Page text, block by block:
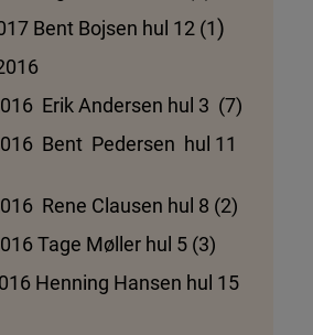
Bent Bojsen hul 12 (1)
Erik Andersen hul 3 (7)
Bent Pedersen hul 11
Rene Clausen hul 8 (2)
Tage Møller hul 5 (3)
Henning Hansen hul 15